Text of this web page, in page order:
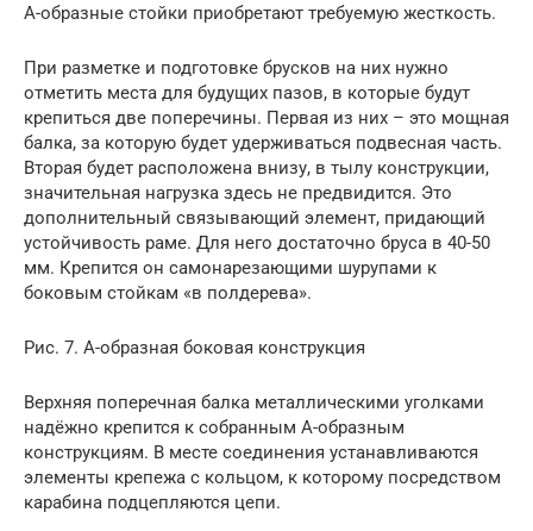
А-образные стойки приобретают требуемую жесткость.
При разметке и подготовке брусков на них нужно
отметить места для будущих пазов, в которые будут
крепиться две поперечины. Первая из них – это мощная
балка, за которую будет удерживаться подвесная часть.
Вторая будет расположена внизу, в тылу конструкции,
значительная нагрузка здесь не предвидится. Это
дополнительный связывающий элемент, придающий
устойчивость раме. Для него достаточно бруса в 40-50
мм. Крепится он самонарезающими шурупами к
боковым стойкам «в полдерева».
Рис. 7. А-образная боковая конструкция
Верхняя поперечная балка металлическими уголками
надёжно крепится к собранным А-образным
конструкциям. В месте соединения устанавливаются
элементы крепежа с кольцом, к которому посредством
карабина подцепляются цепи.